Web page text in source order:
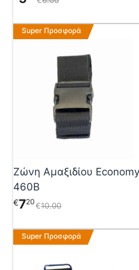
Super Προσφορά
Ζώνη Αμαξιδίου
460B
10 00
€
720
€
Super Προσφορά
Αυτό
το